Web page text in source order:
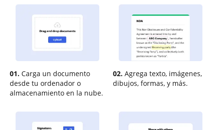
01. Carga un documento
desde tu ordenador o
almacenamiento en la nube.
02. Agrega texto, imágenes,
dibujos, formas, y más.